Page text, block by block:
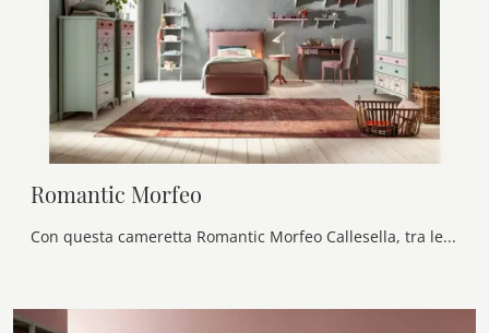
Romantic Morfeo
Con questa cameretta Romantic Morfeo Callesella, tra le soluzioni componibili, potrai ammobiliare stanze classiche per bambine.